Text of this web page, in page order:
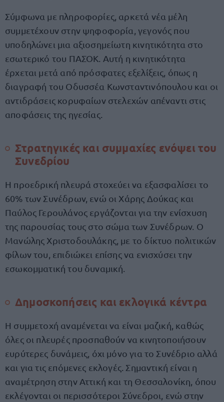
Σύμφωνα με πληροφορίες, αρκετά νέα μέλη
συμμετέχουν στην ψηφοφορία, γεγονός που
υποδηλώνει μια αξιοσημείωτη κινητικότητα στο
εσωτερικό του ΠΑΣΟΚ. Αυτή η κινητικότητα
έρχεται μετά από πρόσφατες εξελίξεις, όπως η
διαγραφή του Οδυσσέα Κωνσταντινόπουλου και οι
αντιδράσεις κορυφαίων στελεχών απέναντι στις
αποφάσεις της ηγεσίας.
Στρατηγικές και συμμαχίες ενόψει του
Συνεδρίου
Η προεδρική πλευρά στοχεύει να εξασφαλίσει το
60% των Συνέδρων, ενώ οι Χάρης Δούκας και
Παύλος Γερουλάνος εργάζονται για την ενίσχυση
της παρουσίας τους στο σώμα των Συνέδρων. Ο
Μανώλης Χριστοδουλάκης, με το δίκτυο πολιτικών
φίλων του, επιδιώκει επίσης να ενισχύσει την
εσωκομματική του δυναμική.
Δημοσκοπήσεις και εκλογικά κέντρα
Η συμμετοχή αναμένεται να είναι μαζική, καθώς
όλες οι πλευρές προσπαθούν να κινητοποιήσουν
ευρύτερες δυνάμεις, όχι μόνο για το Συνέδριο αλλά
και για τις επόμενες εκλογές. Σημαντική είναι η
αναμέτρηση στην Αττική και τη Θεσσαλονίκη, όπου
εκλέγονται οι περισσότεροι Σύνεδροι, ενώ στην